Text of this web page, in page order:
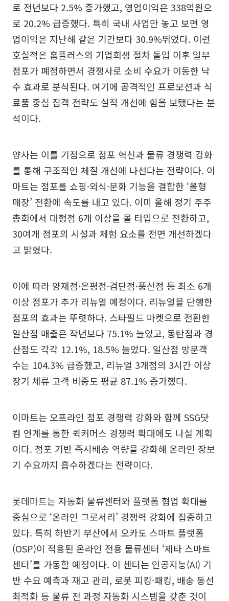
로 전년보다 2.5% 증가했고, 영업이익은 338억원으
로 20.2% 급증했다. 특히 국내 사업만 놓고 보면 영
업이익은 지난해 같은 기간보다 30.9%뛰었다. 이런
호실적은 홈플러스의 기업회생 절차 돌입 이후 일부
점포가 폐점하면서 경쟁사로 소비 수요가 이동한 낙
수 효과로 분석된다. 여기에 공격적인 프로모션과 식
료품 중심 집객 전략도 실적 개선에 힘을 보탰다는 분
석이다.
양사는 이를 기점으로 점포 혁신과 물류 경쟁력 강화
를 통해 구조적인 체질 개선에 나선다는 전략이다. 이
마트는 점포를 쇼핑·외식·문화 기능을 결합한 ‘몰형
매장’ 전환에 속도를 내고 있다. 이미 올해 정기 주주
총회에서 대형점 6개 이상을 몰 타입으로 전환하고,
30여개 점포의 시설과 체험 요소를 전면 개선하겠다
고 밝혔다.
이에 따라 양재점·은평점·검단점·풍산점 등 최소 6개
이상 점포가 추가 리뉴얼 예정이다. 리뉴얼을 단행한
점포의 효과는 뚜렷하다. 스타필드 마켓으로 전환한
일산점 매출은 작년보다 75.1% 늘었고, 동탄점과 경
산점도 각각 12.1%, 18.5% 늘었다. 일산점 방문객
수는 104.3% 급증했고, 리뉴얼 3개점의 3시간 이상
장기 체류 고객 비중도 평균 87.1% 증가했다.
이마트는 오프라인 점포 경쟁력 강화와 함께 SSG닷
컴 연계를 통한 퀵커머스 경쟁력 확대에도 나설 계획
이다. 점포 기반 즉시배송 역량을 강화해 온라인 장보
기 수요까지 흡수하겠다는 전략이다.
롯데마트는 자동화 물류센터와 플랫폼 협업 확대를
중심으로 ‘온라인 그로서리’ 경쟁력 강화에 집중하고
있다. 특히 하반기 부산에서 오카도 스마트 플랫폼
(OSP)이 적용된 온라인 전용 물류센터 ‘제타 스마트
센터’를 가동할 예정이다. 이 센터는 인공지능(AI) 기
반 수요 예측과 재고 관리, 로봇 피킹·패킹, 배송 동선
최적화 등 물류 전 과정 자동화 시스템을 갖춘 것이